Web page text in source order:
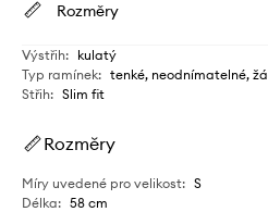
Rozměry
Výstřih: kulatý
Typ ramínek: tenké, neodnímatelné,
Střih: Slim fit
Rozměry
Míry uvedené pro velikost: S
Délka: 58 cm